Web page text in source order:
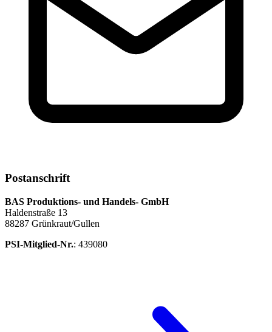
Postanschrift
BAS Produktions- und Handels- GmbH
Haldenstraße 13
88287 Grünkraut/Gullen
PSI-Mitglied-Nr.: 439080